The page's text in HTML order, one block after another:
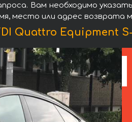
Вам необходимо
место или адрес возврата
Quattro Equipment